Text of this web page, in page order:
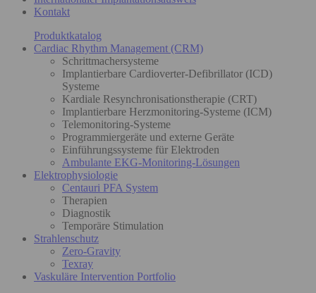
Kontakt
Produktkatalog
Cardiac Rhythm Management (CRM)
Schrittmachersysteme
Implantierbare Cardioverter-Defibrillator (ICD)
Systeme
Kardiale Resynchronisationstherapie (CRT)
Implantierbare Herzmonitoring-Systeme (ICM)
Telemonitoring-Systeme
Programmiergeräte und externe Geräte
Einführungssysteme für Elektroden
Ambulante EKG-Monitoring-Lösungen
Elektrophysiologie
Centauri PFA System
Therapien
Diagnostik
Temporäre Stimulation
Strahlenschutz
Zero-Gravity
Texray
Vaskuläre Intervention Portfolio